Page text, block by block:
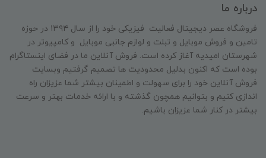
درباره ما
فروشگاه عصر دیجیتال فعالیت فیزیکی خود را از سال ۱۳۹۴ در حوزه
تامین و‌ فروش موبایل و تبلت و لوازم جانبی موبایل و کامپیوتر در
شهرستان امیدیه آغاز کرده است. فروش آنلاین ما در فضای اینستاگرام
بوده است که اکنون بدلیل محدودیت ها تصمیم گرفتیم وبسایت
فروش آنلاین خود را برای سهولت و اطمینان بیشتر شما عزیزان راه
اندازی کنیم و بتوانیم همچون گذشته و با ارائه خدمات بهتر و سرعت
بیشتر در کنار شما عزیزان باشیم.